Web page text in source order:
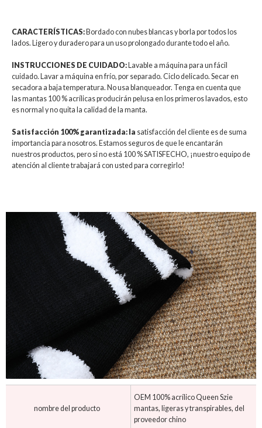
CARACTERÍSTICAS:Bordado con nubes blancas y borla por todos los
lados. Ligero y duradero para un uso prolongado durante todo el año.
INSTRUCCIONES DE CUIDADO:Lavable a máquina para un fácil
cuidado. Lavar a máquina en frío, por separado. Ciclo delicado. Secar en
secadora a baja temperatura. No usa blanqueador. Tenga en cuenta que
las mantas 100 % acrílicas producirán pelusa en los primeros lavados, esto
es normal y no quita la calidad de la manta.
Satisfacción 100% garantizada: la satisfacción del cliente es de suma
importancia para nosotros. Estamos seguros de que le encantarán
nuestros productos, pero si no está 100 % SATISFECHO, ¡nuestro equipo de
atención al cliente trabajará con usted para corregirlo!
nombre del producto
OEM 100% acrílico Queen Szie
mantas, ligeras y transpirables, del
proveedor chino